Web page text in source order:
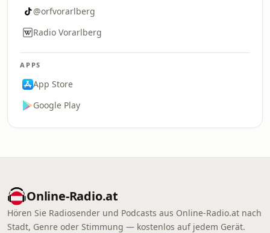
@orfvorarlberg
Radio Vorarlberg
APPS
App Store
Google Play
Online‑Radio.at
Hören Sie Radiosender und Podcasts aus Online‑Radio.at nach
Stadt, Genre oder Stimmung — kostenlos auf jedem Gerät.